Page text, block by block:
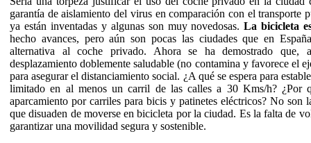
garantía de aislamiento del virus en comparación con el transporte
ya están inventadas y algunas son muy novedosas.La bicicleta
hecho avances, pero aún son pocas las ciudades que en
alternativa al coche privado. Ahora se ha demostrado que,
desplazamiento doblemente saludable (no contamina y favorece el
para asegurar el distanciamiento social. ¿A qué se espera para
limitado en al menos un carril de las calles a 30 Kms/h? ¿Por
aparcamiento por carriles para bicis y patinetes eléctricos? No son
que disuaden de moverse en bicicleta por la ciudad. Es la falta de
garantizar una movilidad segura y sostenible.